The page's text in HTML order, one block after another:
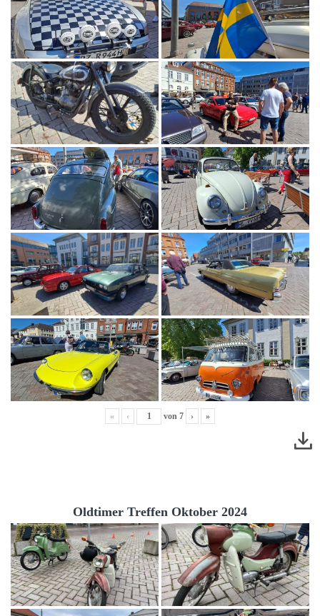
« ‹ von 7 › »
Oldtimer Treffen Oktober 2024